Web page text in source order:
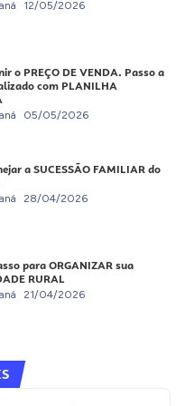
12/05/2026
o PREÇO DE VENDA. Passo a
com PLANILHA
05/05/2026
a SUCESSÃO FAMILIAR do
28/04/2026
para ORGANIZAR sua
RURAL
21/04/2026